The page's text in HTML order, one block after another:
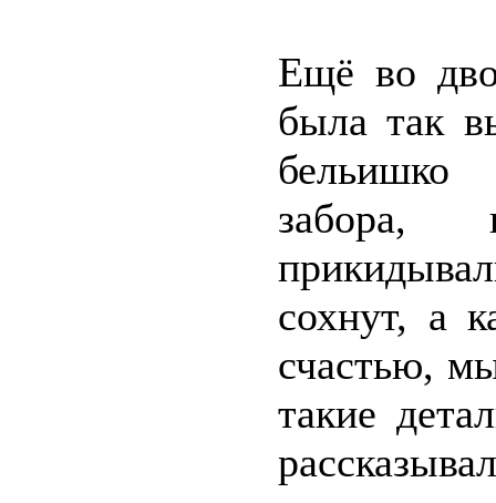
Ещё во
была так
бельишко
забора,
сохнут, а
счастью,
такие